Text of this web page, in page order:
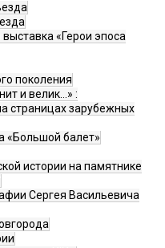
«Герои эпоса
поколения
и велик…» :
страницах зарубежных
«Большой балет»
истории на памятнике
Сергея Васильевича